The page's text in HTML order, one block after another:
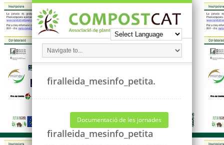
firalleida_mesinfo_petita.
Documentació de les jornades
firalleida_mesinfo_petita